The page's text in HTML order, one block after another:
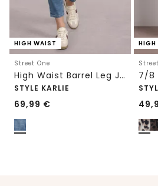
HIGH WAIST
Street One
High Waist Barrel Leg Jeans im Loose Fit
STYLE KARLIE
69,99 €
HIGH